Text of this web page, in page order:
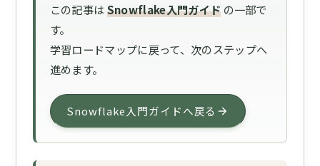
この記事は Snowflake入門ガイド の一部で
す。
学習ロードマップに戻って、次のステップへ
進めます。
Snowflake入門ガイドへ戻る